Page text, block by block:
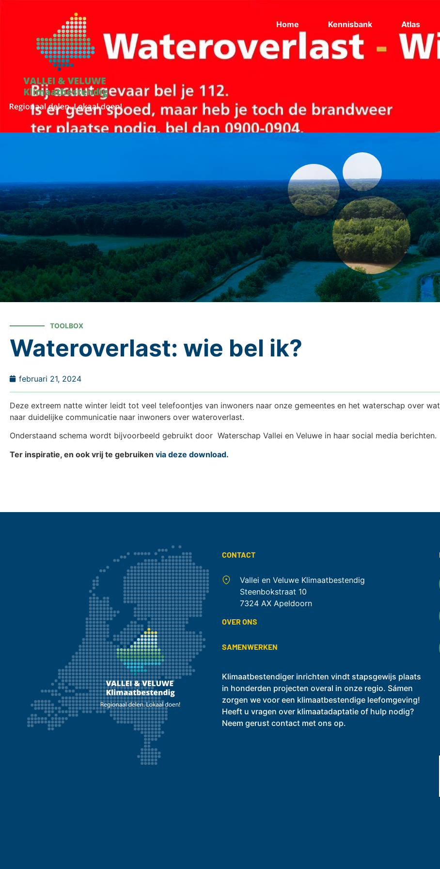
Home Kennisbank Atlas
TOOLBOX
Wateroverlast: wie bel ik?
februari 21, 2024
Deze extreem natte winter leidt tot veel telefoontjes van inwoners naar onze gemeentes en het waterschap over
naar duidelijke communicatie naar inwoners over wateroverlast.
Onderstaand schema wordt bijvoorbeeld gebruikt door Waterschap Vallei en Veluwe in haar social media berichten.
Ter inspiratie, en ook vrij te gebruiken via deze download.
CONTACT
Vallei en Veluwe Klimaatbestendig
Steenbokstraat 10
7324 AX Apeldoorn
OVER ONS
SAMENWERKEN
Klimaatbestendiger inrichten vindt stapsgewijs plaats
in honderden projecten overal in onze regio. Sámen
zorgen we voor een klimaatbestendige leefomgeving!
Heeft u vragen over klimaatadaptatie of hulp nodig?
Neem gerust contact met ons op.